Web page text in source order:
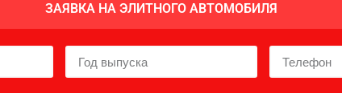
ЗАЯВКА НА ЭЛИТНОГО АВТОМОБИЛЯ